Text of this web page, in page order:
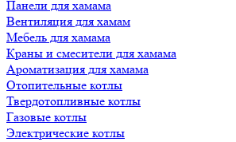
Панели для хамама
Вентиляция для хамам
Мебель для хамама
Краны и смесители для хамама
Ароматизация для хамама
Отопительные котлы
Твердотопливные котлы
Газовые котлы
Электрические котлы